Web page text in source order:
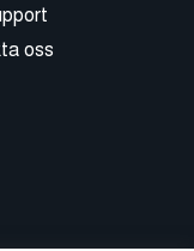
oss